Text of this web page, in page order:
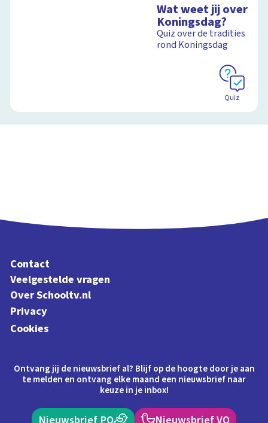
Wat weet jij over
Koningsdag?
Quiz over de tradities
rond Koningsdag
Quiz
Contact
Veelgestelde vragen
Over Schooltv.nl
Privacy
Cookies
Ontvang jij de nieuwsbrief al? Blijf op de hoogte door je aan
te melden en ontvang elke maand een nieuwsbrief naar
keuze in je inbox!